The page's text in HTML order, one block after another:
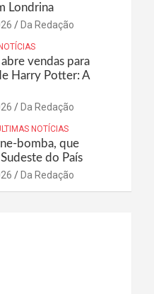
Londrina
Da Redação
vendas para
Harry Potter: A
Da Redação
NOTÍCIAS
bomba, que
do País
Da Redação